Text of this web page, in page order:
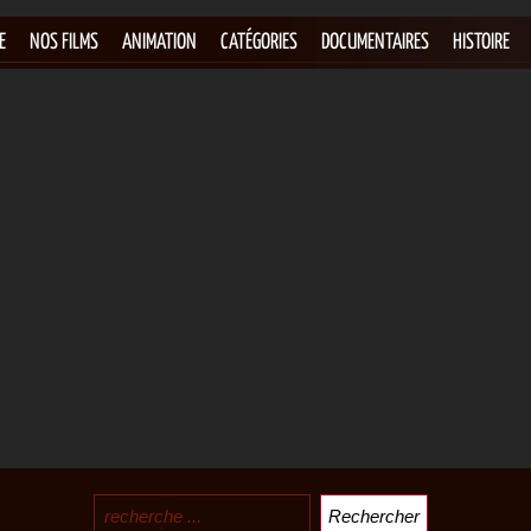
NOS FILMS ANIMATION CATÉGORIES DOCUMENTAIRES HISTOIRE